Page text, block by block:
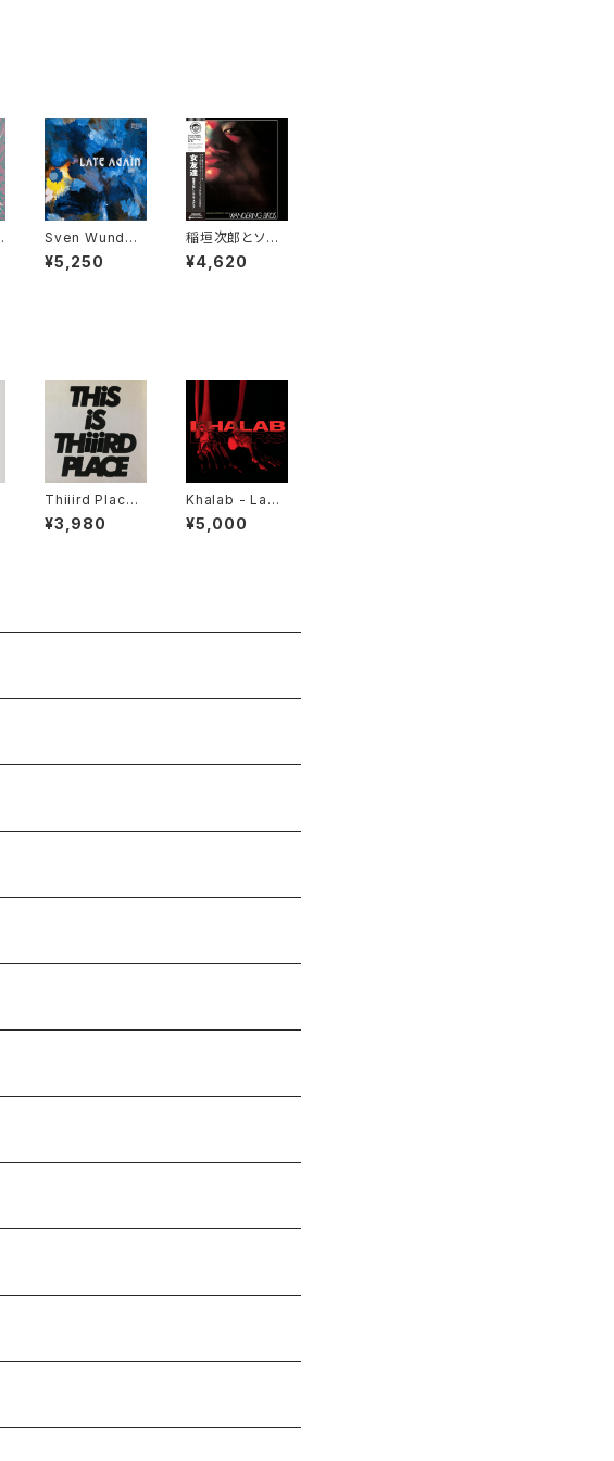
Sven Wunder
- Late Again
"LP"
¥5,250
稲垣次郎とソウ
ル・メディア - W
andering Bird
¥4,620
Thiiird Place -
This is Thiiird
Place "LP"
¥3,980
Khalab - Laye
rs "LP"
¥5,000